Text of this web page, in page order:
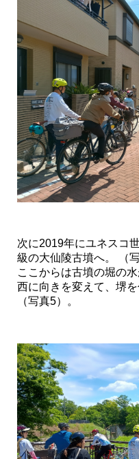
次に2019年にユネスコ
級の大仙陵古墳へ。 （写
ここからは古墳の堀の
西に向きを変えて、堺
（写真5）。